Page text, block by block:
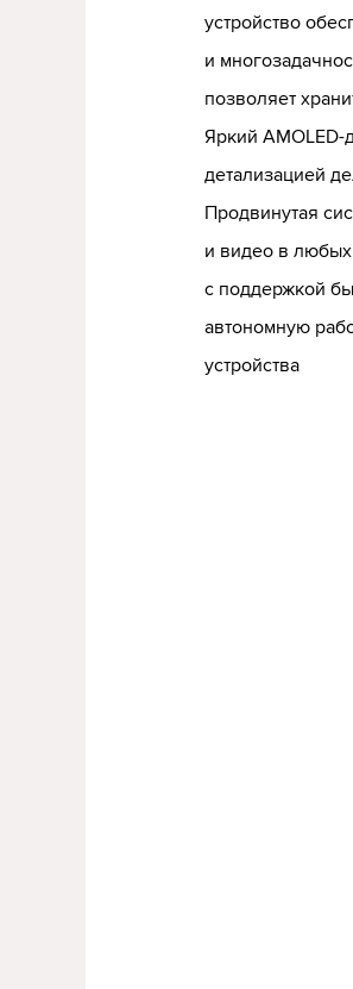
устройство
и
позволяет
Яркий
детализацией
Продвинутая
и видео в
с поддержкой
автономную
устройства